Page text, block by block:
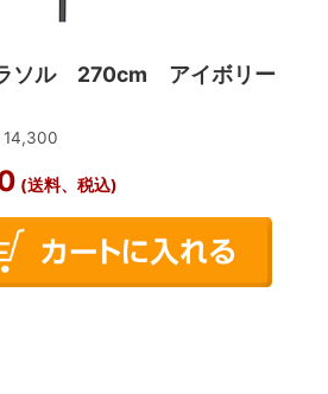
ソル 270cm アイボリー
14,300
(送料、税込)